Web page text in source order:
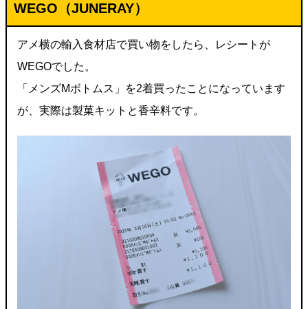
WEGO（JUNERAY）
アメ横の輸入食材店で買い物をしたら、レシートが
WEGOでした。
「メンズMボトムス」を2着買ったことになっています
が、実際は製菓キットと香辛料です。